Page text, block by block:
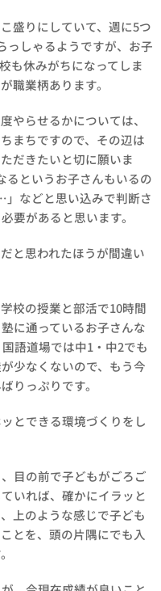
盛りにしていて、週に5つ
っしゃるようですが、お子
も休みがちになってしま
職業柄あります。
やらせるかについては、
まちですので、その辺は
だきたいと切に願いま
るというお子さんもいるの
などと思い込みで判断さ
要があると思います。
と思われたほうが間違い
校の授業と部活で10時間
に通っているお子さんな
語道場では中1・中2でも
少なくないので、もう今
りっぷりです。
とできる環境づくりをし
目の前で子どもがごろご
いれば、確かにイラッと
上のような感じで子ども
とを、頭の片隅にでも入